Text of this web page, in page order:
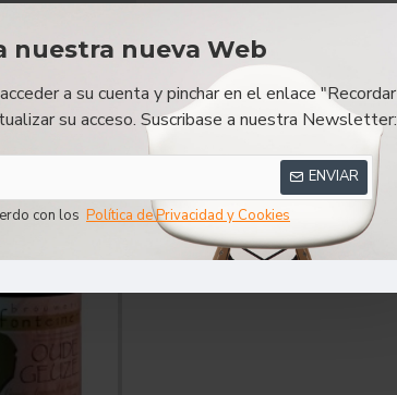
nuestra nueva Web
a su cuenta y pinchar en el enlace "Recordar
su acceso. Suscribase a nuestra Newsletter:
ENVIAR
con los Política de Privacidad y Cookies
Rojas - KeyKeg Cerveza Belga
Rojas KeyKeg Cerveza Belga